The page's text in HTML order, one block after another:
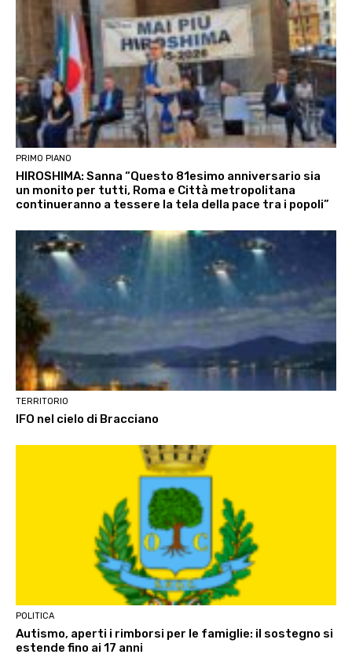
PRIMO PIANO
HIROSHIMA: Sanna “Questo 81esimo anniversario sia
un monito per tutti, Roma e Città metropolitana
continueranno a tessere la tela della pace tra i popoli”
TERRITORIO
IFO nel cielo di Bracciano
POLITICA
Autismo, aperti i rimborsi per le famiglie: il sostegno si
estende fino ai 17 anni